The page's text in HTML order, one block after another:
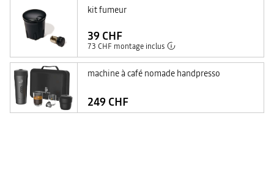
kit fumeur
39 CHF
73 CHF montage inclus
machine à café nomade handpresso
249 CHF